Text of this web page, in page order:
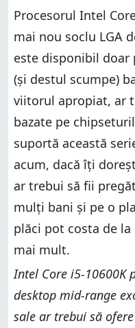
Procesorul Intel
mai nou soclu LGA
este disponibil doar
(și destul scumpe)
viitorul apropiat, ar
bazate pe
suportă această
acum, dacă îți
ar trebui să fii
mulți bani și pe o
plăci pot costa de la
mai mult.
Intel Core i5-10600K
desktop mid-range
sale ar trebui să